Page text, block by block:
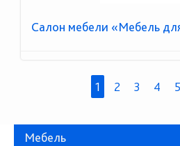
Салон мебели «Мебель
1 2 3 4 5
Мебель